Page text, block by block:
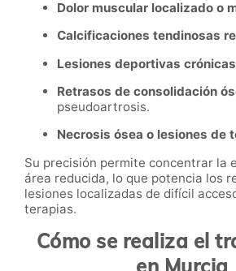
Dolor muscular localizado o
Calcificaciones tendinosas
Lesiones deportivas
Retrasos de consolidación
pseudoartrosis.
Necrosis ósea o lesiones de
Su precisión permite concentrar la
área reducida, lo que potencia los
lesiones localizadas de difícil
terapias.
Cómo se realiza el